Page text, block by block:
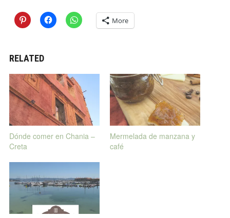
More
RELATED
Dónde comer en Chania –
Creta
Mermelada de manzana y
café